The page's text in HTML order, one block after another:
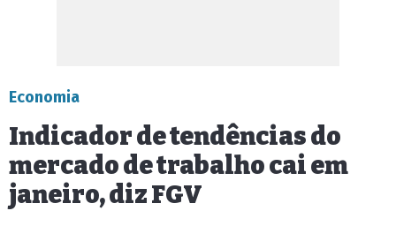
Economia
Indicador de tendências do
mercado de trabalho cai em
janeiro, diz FGV